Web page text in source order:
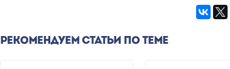
РЕКОМЕНДУЕМ СТАТЬИ ПО ТЕМЕ